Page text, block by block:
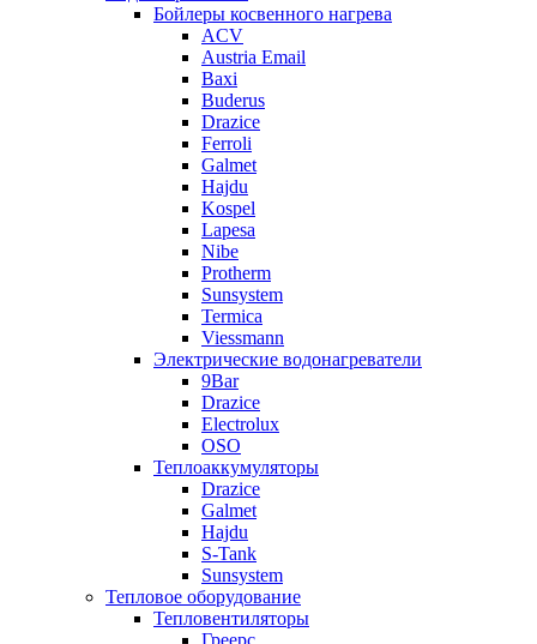
Бойлеры косвенного нагрева
ACV
Austria Email
Baxi
Buderus
Drazice
Ferroli
Galmet
Hajdu
Kospel
Lapesa
Nibe
Protherm
Sunsystem
Termica
Viessmann
Электрические водонагреватели
9Bar
Drazice
Electrolux
OSO
Теплоаккумуляторы
Drazice
Galmet
Hajdu
S-Tank
Sunsystem
Тепловое оборудование
Тепловентиляторы
Греерс